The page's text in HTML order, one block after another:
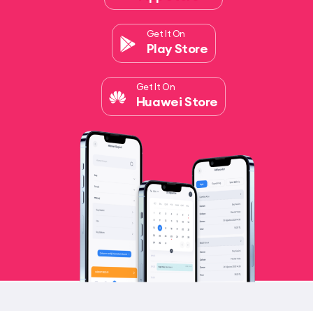
Get It On
Play Store
Get It On
Huawei Store